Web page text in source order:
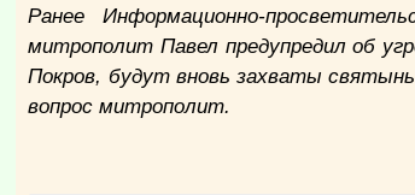
Ранее Информационно-
митрополит Павел предупредил об
Покров, будут вновь захваты
вопрос митрополит.